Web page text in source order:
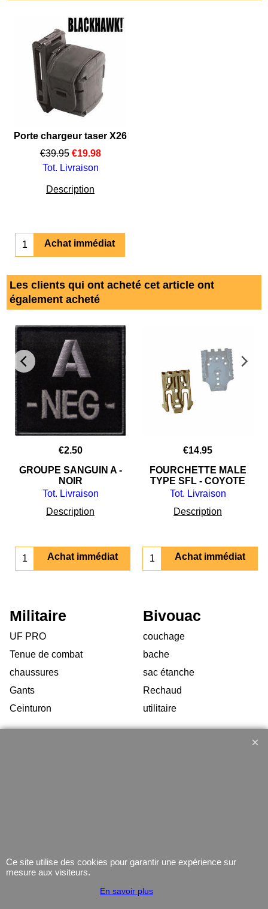
Porte chargeur taser X26
€39.95 €19.98
Tot. Livraison
Description
Achat immédiat
Les clients qui ont acheté cet article ont
également acheté
€2.50
GROUPE SANGUIN A -
NOIR
Tot. Livraison
Description
Achat immédiat
€14.95
FOURCHETTE MALE
TYPE SFL - COYOTE
Tot. Livraison
Description
Achat immédiat
Militaire
UF PRO
Tenue de combat
chaussures
Gants
Ceinturon
Bivouac
couchage
bache
sac étanche
Rechaud
utilitaire
Armurerie Force de l'ordre
GPS
Ce site utilise des cookies pour garantir une expérience sur
mesure aux visiteurs.
En savoir plus